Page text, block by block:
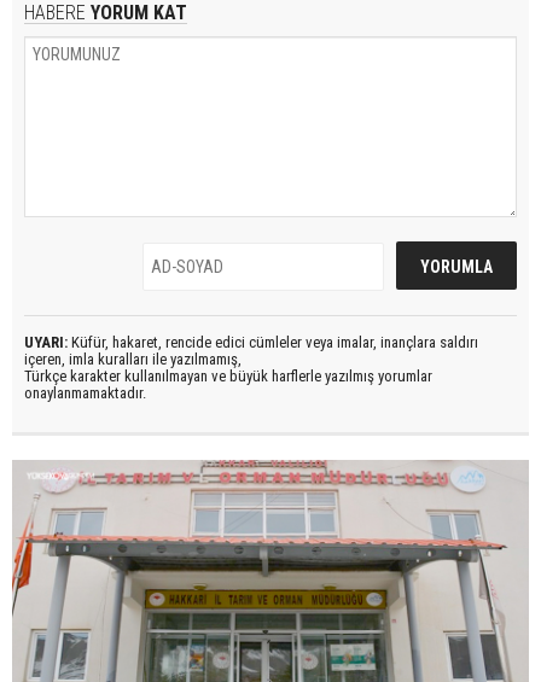
HABERE YORUM KAT
UYARI: Küfür, hakaret, rencide edici cümleler veya imalar, inançlara saldırı
içeren, imla kuralları ile yazılmamış,
Türkçe karakter kullanılmayan ve büyük harflerle yazılmış yorumlar
onaylanmamaktadır.